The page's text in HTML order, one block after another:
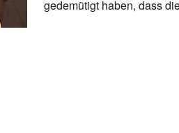
gedemütigt haben, dass